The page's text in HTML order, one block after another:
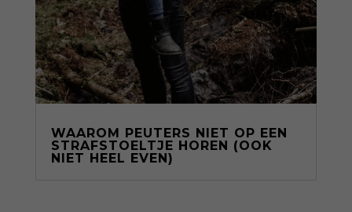
WAAROM PEUTERS NIET OP EEN
STRAFSTOELTJE HOREN (OOK
NIET HEEL EVEN)